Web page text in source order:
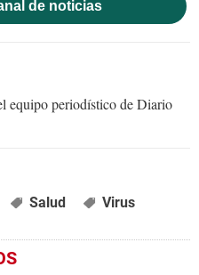
de noticias
equipo periodístico de Diario
Salud Virus